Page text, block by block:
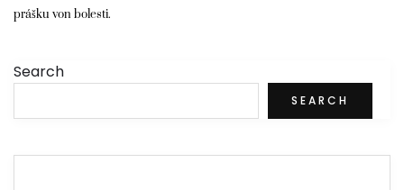
prášku von bolesti.
Search
SEARCH